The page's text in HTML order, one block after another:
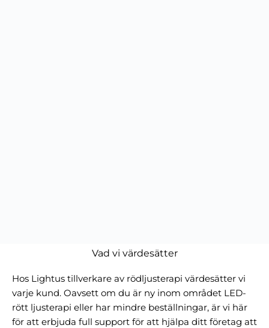
Vad vi värdesätter
Hos Lightus tillverkare av rödljusterapi värdesätter vi
varje kund. Oavsett om du är ny inom området LED-
rött ljusterapi eller har mindre beställningar, är vi här
för att erbjuda full support för att hjälpa ditt företag att